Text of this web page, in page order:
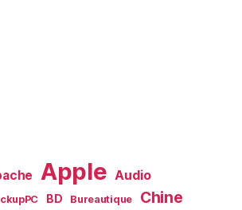
Apple Audio
BD Bureautique Chine